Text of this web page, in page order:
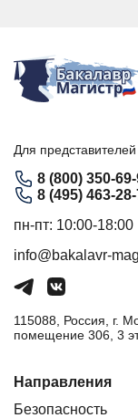
Для
8 (800) 350-
8 (495) 463-
пн-пт: 10:00-18:00
info@bakalavr-
115088, Россия, г.
помещение 306, 3
Направления
Безопасность